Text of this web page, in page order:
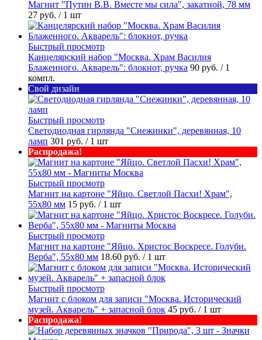
Магнит "Путин В.В. Вместе мы сила", закатной, 78 мм
27 руб. / 1 шт
Быстрый просмотр
Канцелярский набор "Москва. Храм Василия
Блаженного. Акварель": блокнот, ручка 90 руб. / 1
компл.
Свой дизайн
Быстрый просмотр
Светодиодная гирлянда "Снежинки", деревянная, 10
ламп 301 руб. / 1 шт
Распродажа!
Быстрый просмотр
Магнит на картоне "Яйцо. Светлой Пасхи! Храм",
55х80 мм 15 руб. / 1 шт
Быстрый просмотр
Магнит на картоне "Яйцо. Христос Воскресе. Голуби.
Верба", 55х80 мм 18.60 руб. / 1 шт
Быстрый просмотр
Магнит с блоком для записи "Москва. Исторический
музей. Акварель" + запасной блок 45 руб. / 1 шт
Распродажа!